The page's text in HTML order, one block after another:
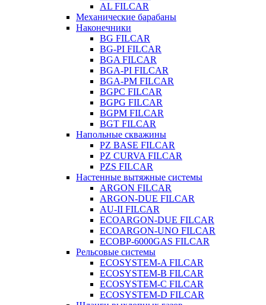
AL FILCAR
Механические барабаны
Наконечники
BG FILCAR
BG-PI FILCAR
BGA FILCAR
BGA-PI FILCAR
BGA-PM FILCAR
BGPC FILCAR
BGPG FILCAR
BGPM FILCAR
BGT FILCAR
Напольные скважины
PZ BASE FILCAR
PZ CURVA FILCAR
PZS FILCAR
Настенные вытяжные системы
ARGON FILCAR
ARGON-DUE FILCAR
AU-II FILCAR
ECOARGON-DUE FILCAR
ECOARGON-UNO FILCAR
ECOBP-6000GAS FILCAR
Рельсовые системы
ECOSYSTEM-A FILCAR
ECOSYSTEM-B FILCAR
ECOSYSTEM-C FILCAR
ECOSYSTEM-D FILCAR